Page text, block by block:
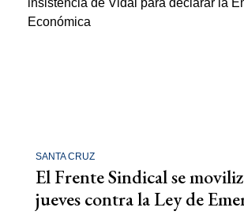
SANTA CRUZ
El Frente Sindical se
jueves contra la Ley de